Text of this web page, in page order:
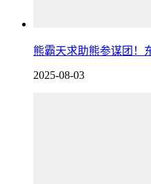
熊霸天求助熊参谋团！
2025-08-03